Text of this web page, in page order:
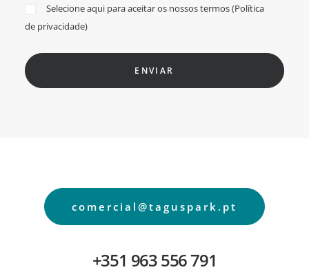
Selecione aqui para aceitar os nossos termos (Política
de privacidade)
comercial@taguspark.pt
+351 963 556 791